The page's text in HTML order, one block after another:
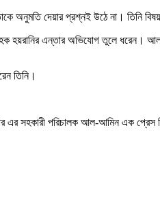
অনুমতি দেয়ার প্রশ্নই উঠে না। তিনি
হয়রানির এন্তার অভিযোগ তুলে ধরেন।
তিনি।
এর সহকারী পরিচালক আল-আমিন এক প্রেস